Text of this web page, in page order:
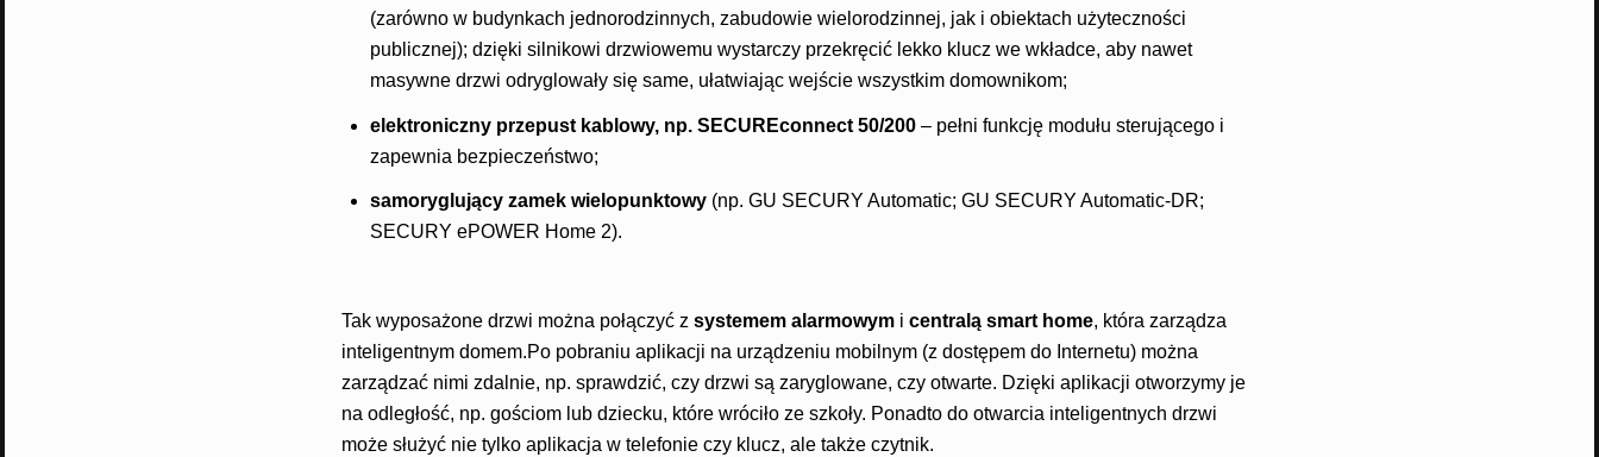
(zarówno w budynkach jednorodzinnych, zabudowie wielorodzinnej, jak i obiektach użyteczności
publicznej); dzięki silnikowi drzwiowemu wystarczy przekręcić lekko klucz we wkładce, aby nawet
masywne drzwi odryglowały się same, ułatwiając wejście wszystkim domownikom;
elektroniczny przepust kablowy, np. SECUREconnect 50/200 – pełni funkcję modułu sterującego i
zapewnia bezpieczeństwo;
samoryglujący zamek wielopunktowy (np. GU SECURY Automatic; GU SECURY Automatic-DR;
SECURY ePOWER Home 2).
Tak wyposażone drzwi można połączyć z systemem alarmowym i centralą smart home, która zarządza
inteligentnym domem.Po pobraniu aplikacji na urządzeniu mobilnym (z dostępem do Internetu) można
zarządzać nimi zdalnie, np. sprawdzić, czy drzwi są zaryglowane, czy otwarte. Dzięki aplikacji otworzymy je
na odległość, np. gościom lub dziecku, które wróciło ze szkoły. Ponadto do otwarcia inteligentnych drzwi
może służyć nie tylko aplikacja w telefonie czy klucz, ale także czytnik.